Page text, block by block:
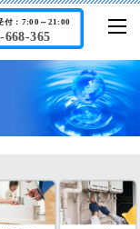
668-365
付：7:00～21:00